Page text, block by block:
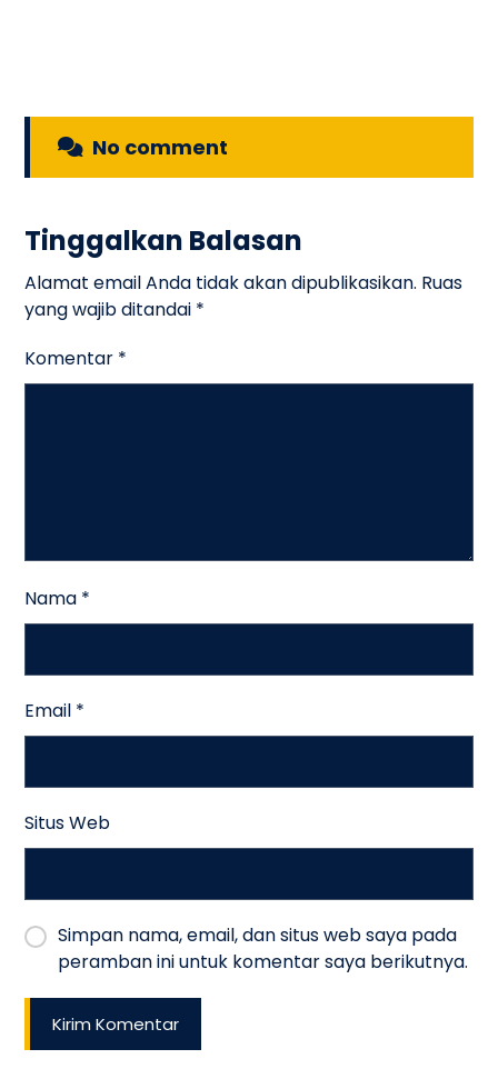
No comment
Tinggalkan Balasan
Alamat email Anda tidak akan dipublikasikan. Ruas
yang wajib ditandai *
Komentar *
Nama *
Email *
Situs Web
Simpan nama, email, dan situs web saya pada
peramban ini untuk komentar saya berikutnya.
Kirim Komentar